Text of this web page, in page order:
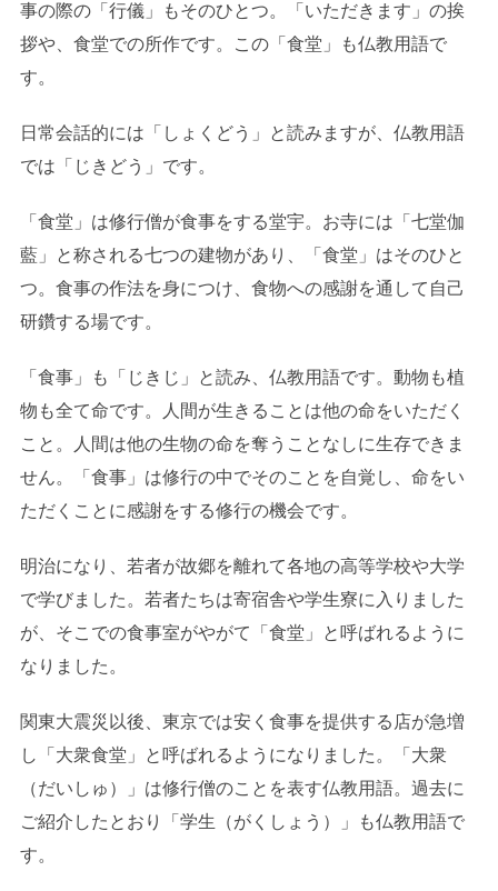
事の際の「行儀」もそのひとつ。「いただきます」の挨
拶や、食堂での所作です。この「食堂」も仏教用語で
す。
日常会話的には「しょくどう」と読みますが、仏教用語
では「じきどう」です。
「食堂」は修行僧が食事をする堂宇。お寺には「七堂伽
藍」と称される七つの建物があり、「食堂」はそのひと
つ。食事の作法を身につけ、食物への感謝を通して自己
研鑽する場です。
「食事」も「じきじ」と読み、仏教用語です。動物も植
物も全て命です。人間が生きることは他の命をいただく
こと。人間は他の生物の命を奪うことなしに生存できま
せん。「食事」は修行の中でそのことを自覚し、命をい
ただくことに感謝をする修行の機会です。
明治になり、若者が故郷を離れて各地の高等学校や大学
で学びました。若者たちは寄宿舎や学生寮に入りました
が、そこでの食事室がやがて「食堂」と呼ばれるように
なりました。
関東大震災以後、東京では安く食事を提供する店が急増
し「大衆食堂」と呼ばれるようになりました。「大衆
（だいしゅ）」は修行僧のことを表す仏教用語。過去に
ご紹介したとおり「学生（がくしょう）」も仏教用語で
す。